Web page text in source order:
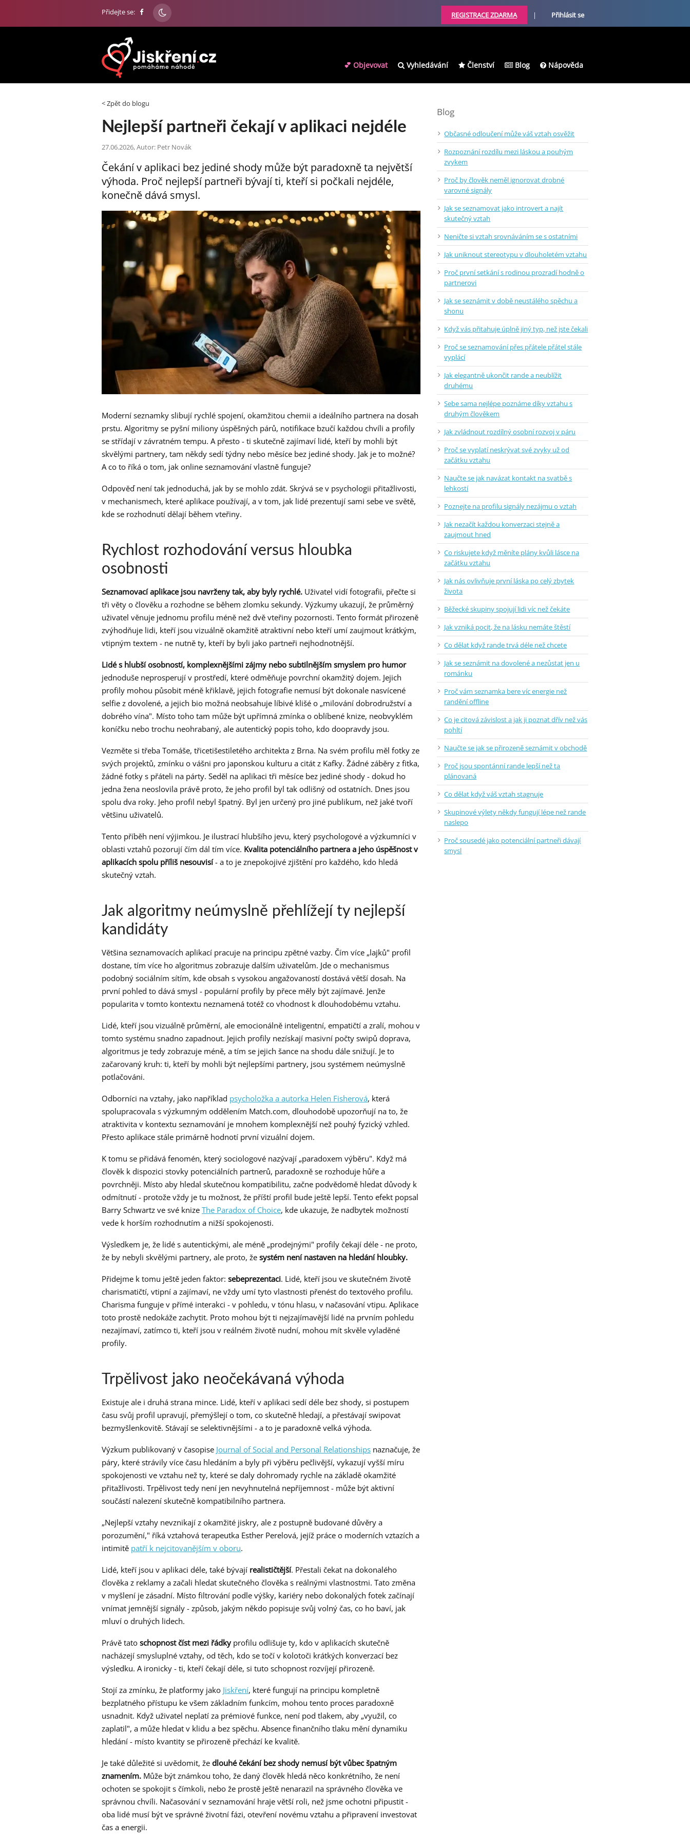
Přidejte se: REGISTRACE ZDARMA | Přihlásit se
💕 Objevovat Vyhledávání Členství Blog Nápověda
< Zpět do blogu
Nejlepší partneři čekají v aplikaci nejdéle
27.06.2026, Autor: Petr Novák
Čekání v aplikaci bez jediné shody může být paradoxně ta největší
výhoda. Proč nejlepší partneři bývají ti, kteří si počkali nejdéle,
konečně dává smysl.
Moderní seznamky slibují rychlé spojení, okamžitou chemii a ideálního partnera na dosah
prstu. Algoritmy se pyšní miliony úspěšných párů, notifikace bzučí každou chvíli a profily
se střídají v závratném tempu. A přesto - ti skutečně zajímaví lidé, kteří by mohli být
skvělými partnery, tam někdy sedí týdny nebo měsíce bez jediné shody. Jak je to možné?
A co to říká o tom, jak online seznamování vlastně funguje?
Odpověď není tak jednoduchá, jak by se mohlo zdát. Skrývá se v psychologii přitažlivosti,
v mechanismech, které aplikace používají, a v tom, jak lidé prezentují sami sebe ve světě,
kde se rozhodnutí dělají během vteřiny.
Rychlost rozhodování versus hloubka
osobnosti
Seznamovací aplikace jsou navrženy tak, aby byly rychlé. Uživatel vidí fotografii, přečte si
tři věty o člověku a rozhodne se během zlomku sekundy. Výzkumy ukazují, že průměrný
uživatel věnuje jednomu profilu méně než dvě vteřiny pozornosti. Tento formát přirozeně
zvýhodňuje lidi, kteří jsou vizuálně okamžitě atraktivní nebo kteří umí zaujmout krátkým,
vtipným textem - ne nutně ty, kteří by byli jako partneři nejhodnotnější.
Lidé s hlubší osobností, komplexnějšími zájmy nebo subtilnějším smyslem pro humor
jednoduše neprosperují v prostředí, které odměňuje povrchní okamžitý dojem. Jejich
profily mohou působit méně křiklavě, jejich fotografie nemusí být dokonale nasvícené
selfie z dovolené, a jejich bio možná neobsahuje líbivé klišé o „milování dobrodružství a
dobrého vína". Místo toho tam může být upřímná zmínka o oblíbené knize, neobvyklém
koníčku nebo trochu neohrabaný, ale autentický popis toho, kdo doopravdy jsou.
Vezměte si třeba Tomáše, třicetišestiletého architekta z Brna. Na svém profilu měl fotky ze
svých projektů, zmínku o vášni pro japonskou kulturu a citát z Kafky. Žádné záběry z fitka,
žádné fotky s přáteli na párty. Seděl na aplikaci tři měsíce bez jediné shody - dokud ho
jedna žena neoslovila právě proto, že jeho profil byl tak odlišný od ostatních. Dnes jsou
spolu dva roky. Jeho profil nebyl špatný. Byl jen určený pro jiné publikum, než jaké tvoří
většinu uživatelů.
Tento příběh není výjimkou. Je ilustrací hlubšího jevu, který psychologové a výzkumníci v
oblasti vztahů pozorují čím dál tím více. Kvalita potenciálního partnera a jeho úspěšnost v
aplikacích spolu příliš nesouvisí- a to je znepokojivé zjištění pro každého, kdo hledá
skutečný vztah.
Jak algoritmy neúmyslně přehlížejí ty nejlepší
kandidáty
Většina seznamovacích aplikací pracuje na principu zpětné vazby. Čím více „lajků" profil
dostane, tím více ho algoritmus zobrazuje dalším uživatelům. Jde o mechanismus
podobný sociálním sítím, kde obsah s vysokou angažovaností dostává větší dosah. Na
první pohled to dává smysl - populární profily by přece měly být zajímavé. Jenže
popularita v tomto kontextu neznamená totéž co vhodnost k dlouhodobému vztahu.
Lidé, kteří jsou vizuálně průměrní, ale emocionálně inteligentní, empatičtí a zralí, mohou v
tomto systému snadno zapadnout. Jejich profily nezískají masivní počty swipů doprava,
algoritmus je tedy zobrazuje méně, a tím se jejich šance na shodu dále snižují. Je to
začarovaný kruh: ti, kteří by mohli být nejlepšími partnery, jsou systémem neúmyslně
potlačováni.
Odborníci na vztahy, jako například psycholožka a autorka Helen Fisherová, která
spolupracovala s výzkumným oddělením Match.com, dlouhodobě upozorňují na to, že
atraktivita v kontextu seznamování je mnohem komplexnější než pouhý fyzický vzhled.
Přesto aplikace stále primárně hodnotí první vizuální dojem.
K tomu se přidává fenomén, který sociologové nazývají „paradoxem výběru". Když má
člověk k dispozici stovky potenciálních partnerů, paradoxně se rozhoduje hůře a
povrchněji. Místo aby hledal skutečnou kompatibilitu, začne podvědomě hledat důvody k
odmítnutí - protože vždy je tu možnost, že příští profil bude ještě lepší. Tento efekt popsal
Barry Schwartz ve své knize The Paradox of Choice, kde ukazuje, že nadbytek možností
vede k horším rozhodnutím a nižší spokojenosti.
Výsledkem je, že lidé s autentickými, ale méně „prodejnými" profily čekají déle - ne proto,
že by nebyli skvělými partnery, ale proto, že systém není nastaven na hledání hloubky.
Přidejme k tomu ještě jeden faktor: sebeprezentaci. Lidé, kteří jsou ve skutečném životě
charismatičtí, vtipní a zajímaví, ne vždy umí tyto vlastnosti přenést do textového profilu.
Charisma funguje v přímé interakci - v pohledu, v tónu hlasu, v načasování vtipu. Aplikace
toto prostě nedokáže zachytit. Proto mohou být ti nejzajímavější lidé na prvním pohledu
nezajímaví, zatímco ti, kteří jsou v reálném životě nudní, mohou mít skvěle vyladěné
profily.
Trpělivost jako neočekávaná výhoda
Existuje ale i druhá strana mince. Lidé, kteří v aplikaci sedí déle bez shody, si postupem
času svůj profil upravují, přemýšlejí o tom, co skutečně hledají, a přestávají swipovat
bezmyšlenkovitě. Stávají se selektivnějšími - a to je paradoxně velká výhoda.
Výzkum publikovaný v časopise Journal of Social and Personal Relationships naznačuje, že
páry, které strávily více času hledáním a byly při výběru pečlivější, vykazují vyšší míru
spokojenosti ve vztahu než ty, které se daly dohromady rychle na základě okamžité
přitažlivosti. Trpělivost tedy není jen nevyhnutelná nepříjemnost - může být aktivní
součástí nalezení skutečně kompatibilního partnera.
„Nejlepší vztahy nevznikají z okamžité jiskry, ale z postupně budované důvěry a
porozumění," říká vztahová terapeutka Esther Perelová, jejíž práce o moderních vztazích a
intimitě patří k nejcitovanějším v oboru.
Lidé, kteří jsou v aplikaci déle, také bývají realističtější. Přestali čekat na dokonalého
člověka z reklamy a začali hledat skutečného člověka s reálnými vlastnostmi. Tato změna
v myšlení je zásadní. Místo filtrování podle výšky, kariéry nebo dokonalých fotek začínají
vnímat jemnější signály - způsob, jakým někdo popisuje svůj volný čas, co ho baví, jak
mluví o druhých lidech.
Právě tato schopnost číst mezi řádkyprofilu odlišuje ty, kdo v aplikacích skutečně
nacházejí smysluplné vztahy, od těch, kdo se točí v kolotoči krátkých konverzací bez
výsledku. A ironicky - ti, kteří čekají déle, si tuto schopnost rozvíjejí přirozeně.
Stojí za zmínku, že platformy jako Jiskření, které fungují na principu kompletně
bezplatného přístupu ke všem základním funkcím, mohou tento proces paradoxně
usnadnit. Když uživatel neplatí za prémiové funkce, není pod tlakem, aby „využil, co
zaplatil", a může hledat v klidu a bez spěchu. Absence finančního tlaku mění dynamiku
hledání - místo kvantity se přirozeně přechází ke kvalitě.
Je také důležité si uvědomit, že dlouhé čekání bez shody nemusí být vůbec špatným
znamením. Může být známkou toho, že daný člověk hledá něco konkrétního, že není
ochoten se spokojit s čímkoli, nebo že prostě ještě nenarazil na správného člověka ve
správnou chvíli. Načasování v seznamování hraje větší roli, než jsme ochotni připustit -
oba lidé musí být ve správné životní fázi, otevření novému vztahu a připravení investovat
čas a energii.
Blog
Občasné odloučení může váš vztah osvěžit
Rozpoznání rozdílu mezi láskou a pouhým
zvykem
Proč by člověk neměl ignorovat drobné
varovné signály
Jak se seznamovat jako introvert a najít
skutečný vztah
Neničte si vztah srovnáváním se s ostatními
Jak uniknout stereotypu v dlouholetém vztahu
Proč první setkání s rodinou prozradí hodně o
partnerovi
Jak se seznámit v době neustálého spěchu a
shonu
Když vás přitahuje úplně jiný typ, než jste čekali
Proč se seznamování přes přátele přátel stále
vyplácí
Jak elegantně ukončit rande a neublížit
druhému
Sebe sama nejlépe poznáme díky vztahu s
druhým člověkem
Jak zvládnout rozdílný osobní rozvoj v páru
Proč se vyplatí neskrývat své zvyky už od
začátku vztahu
Naučte se jak navázat kontakt na svatbě s
lehkostí
Poznejte na profilu signály nezájmu o vztah
Jak nezačít každou konverzaci stejně a
zaujmout hned
Co riskujete když měníte plány kvůli lásce na
začátku vztahu
Jak nás ovlivňuje první láska po celý zbytek
života
Běžecké skupiny spojují lidi víc než čekáte
Jak vzniká pocit, že na lásku nemáte štěstí
Co dělat když rande trvá déle než chcete
Jak se seznámit na dovolené a nezůstat jen u
románku
Proč vám seznamka bere víc energie než
randění offline
Co je citová závislost a jak ji poznat dřív než vás
pohltí
Naučte se jak se přirozeně seznámit v obchodě
Proč jsou spontánní rande lepší než ta
plánovaná
Co dělat když váš vztah stagnuje
Skupinové výlety někdy fungují lépe než rande
naslepo
Proč sousedé jako potenciální partneři dávají
smysl